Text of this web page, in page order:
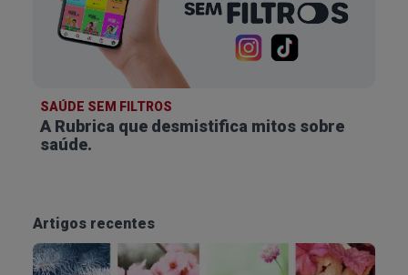
SAÚDE SEM FILTROS
A Rubrica que desmistifica mitos sobre
saúde.
Artigos recentes